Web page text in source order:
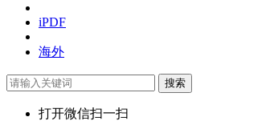
iPDF
海外
搜索
打开微信扫一扫